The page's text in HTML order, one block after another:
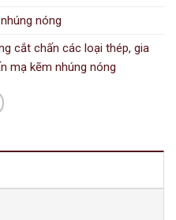
nóng
cắt chấn các loại thép, gia
mạ kẽm nhúng nóng